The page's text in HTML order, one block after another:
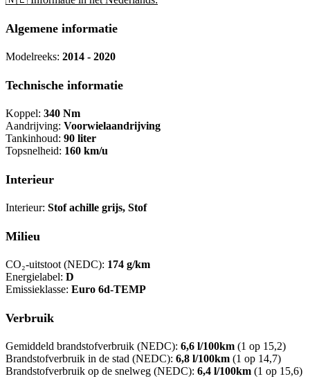
Algemene informatie
Modelreeks: 2014 - 2020
Technische informatie
Koppel: 340 Nm
Aandrijving: Voorwielaandrijving
Tankinhoud: 90 liter
Topsnelheid: 160 km/u
Interieur
Interieur: Stof achille grijs, Stof
Milieu
CO₂-uitstoot (NEDC): 174 g/km
Energielabel: D
Emissieklasse: Euro 6d-TEMP
Verbruik
Gemiddeld brandstofverbruik (NEDC): 6,6 l/100km (1 op 15,2)
Brandstofverbruik in de stad (NEDC): 6,8 l/100km (1 op 14,7)
Brandstofverbruik op de snelweg (NEDC): 6,4 l/100km (1 op 15,6)